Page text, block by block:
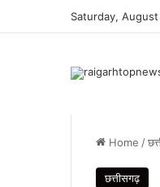
Saturday,
Home /
छत्तीसगढ़